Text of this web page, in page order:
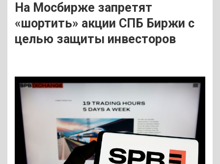
На Мосбирже запретят
«шортить» акции СПБ Биржи с
целью защиты инвесторов